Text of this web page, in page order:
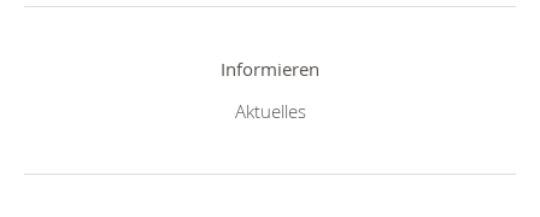
Informieren
Aktuelles